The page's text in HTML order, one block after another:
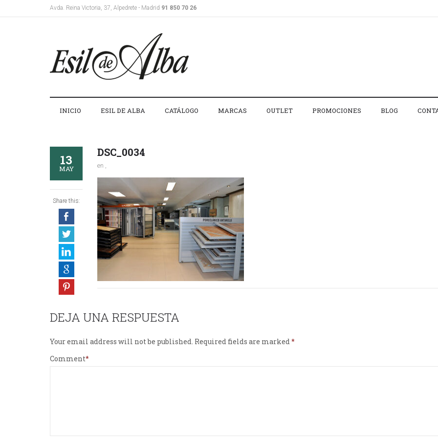
Avda. Reina Victoria, 37, Alpedrete - Madrid 91 850 70 26
INICIO ESIL DE ALBA CATÁLOGO MARCAS OUTLET PROMOCIONES BLOG
13
MAY
Share this:
DSC_0034
en ,
DEJA UNA RESPUESTA
Your email address will not be published. Required fields are marked
Comment